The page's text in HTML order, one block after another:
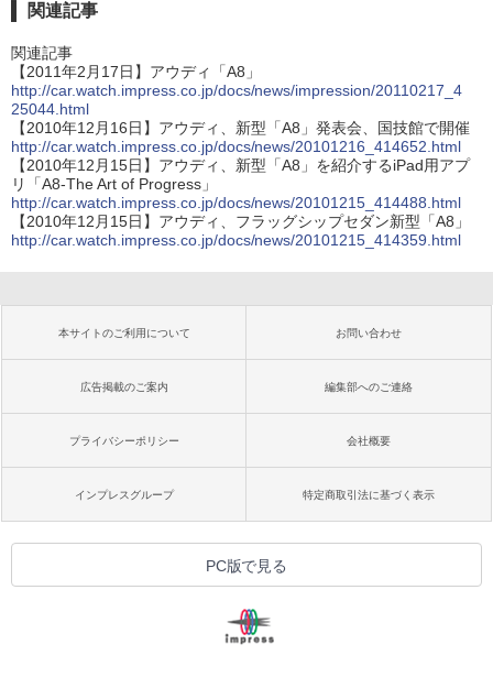
関連記事
関連記事
【2011年2月17日】アウディ「A8」
http://car.watch.impress.co.jp/docs/news/impression/20110217_4
25044.html
【2010年12月16日】アウディ、新型「A8」発表会、国技館で開催
http://car.watch.impress.co.jp/docs/news/20101216_414652.html
【2010年12月15日】アウディ、新型「A8」を紹介するiPad用アプ
リ「A8-The Art of Progress」
http://car.watch.impress.co.jp/docs/news/20101215_414488.html
【2010年12月15日】アウディ、フラッグシップセダン新型「A8」
http://car.watch.impress.co.jp/docs/news/20101215_414359.html
本サイトのご利用について お問い合わせ
広告掲載のご案内 編集部へのご連絡
プライバシーポリシー 会社概要
インプレスグループ 特定商取引法に基づく表示
PC版で見る